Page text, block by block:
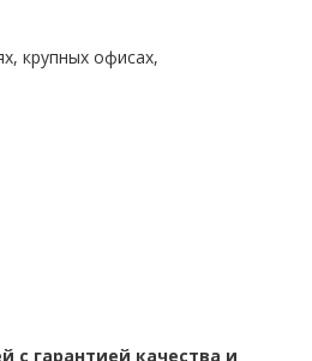
крупных офисах,
с гарантией качества и